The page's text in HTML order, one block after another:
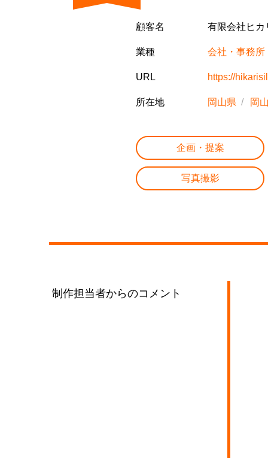
顧客名 有限会社ヒカ
業種 会社・事務所
URL https://
所在地 岡山県 岡
企画・提案
写真撮影
制作担当者からのコメント